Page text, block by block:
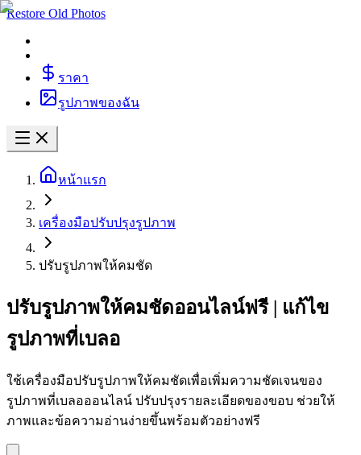
Restore Old Photos
ราคา
รูปภาพของฉัน
หน้าแรก
เครื่องมือปรับปรุงรูปภาพ
ปรับรูปภาพให้คมชัด
ปรับรูปภาพให้คมชัดออนไลน์ฟรี | แก้ไข
รูปภาพที่เบลอ
ใช้เครื่องมือปรับรูปภาพให้คมชัดเพื่อเพิ่มความชัดเจนของ
รูปภาพที่เบลอออนไลน์ ปรับปรุงรายละเอียดของขอบ ช่วยให้
ภาพและข้อความอ่านง่ายขึ้นพร้อมตัวอย่างฟรี